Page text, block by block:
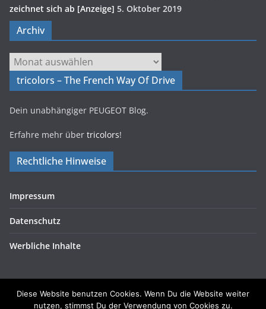
zeichnet sich ab [Anzeige] 5. Oktober 2019
Archiv
Archiv
tricolors – The French Way Of Drive
Dein unabhängiger PEUGEOT Blog.
Erfahre mehr über tricolors!
Rechtliche Hinweise
Impressum
Datenschutz
Werbliche Inhalte
Diese Website benutzen Cookies. Wenn Du die Website weiter
nutzen, stimmst Du der Verwendung von Cookies zu.